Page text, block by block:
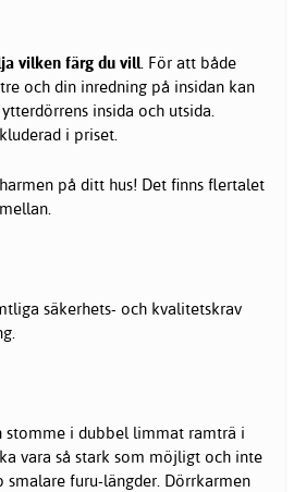
vilken färg du vill. För att både
och din inredning på insidan kan
insida och utsida.
i priset.
på ditt hus! Det finns flertalet
säkerhets- och kvalitetskrav
stomme i dubbel limmat ramträ i
vara så stark som möjligt och inte
furu-längder. Dörrkarmen